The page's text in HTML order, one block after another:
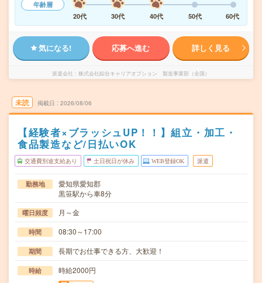
年齢層
20代
30代 40代 50代 60代
気になる! 応募へ進む 詳しく見る
派遣会社 株式会社綜合キャリアオプション 製造事業部（全国）
未読 掲載日 2026/08/06
【経験者×ブラッシュUP！！】組立・加工・
食品製造など/日払いOK
交通費別途支給あり 土日祝日が休み WEB登録OK 派遣
勤務地
愛知県愛知郡
黒笹駅から車8分
曜日頻度 月～金
時間 08:30～17:00
期間 長期でお仕事できる方、大歓迎！
時給 時給2000円